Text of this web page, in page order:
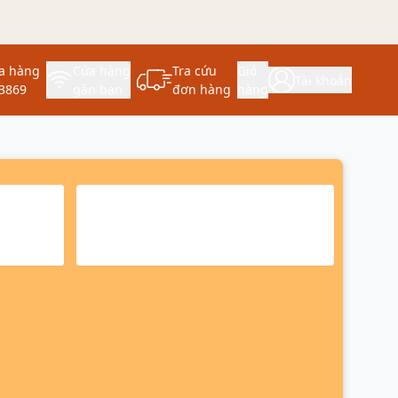
hàng
Tra cứu
đơn hàng